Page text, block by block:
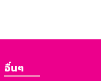
อื่นๆ